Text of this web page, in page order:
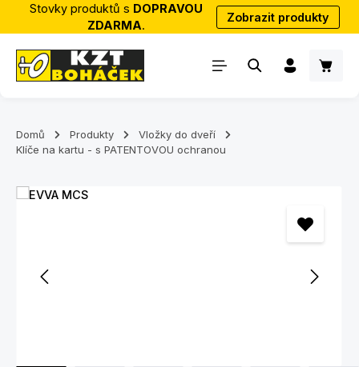
Přejít na hlavní obsah
Stovky produktů s DOPRAVOU
ZDARMA.
Zobrazit produkty
Domů Produkty
Vložky do dveří
Klíče na kartu - s PATENTOVOU ochranou
Přeskočit galerii obrázků